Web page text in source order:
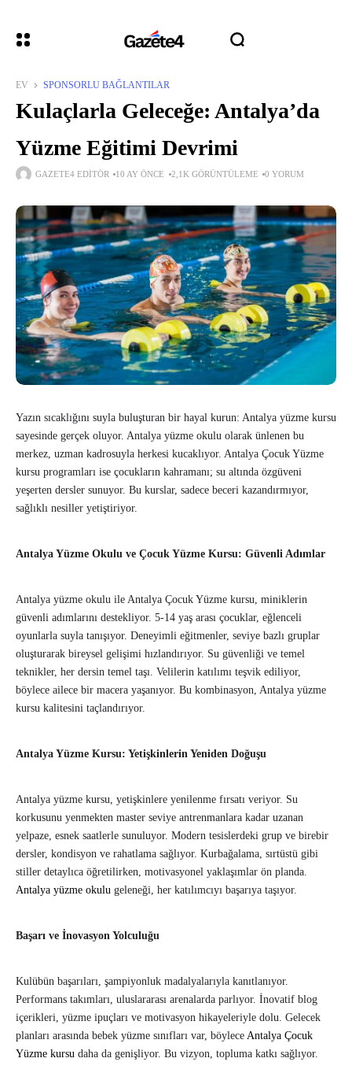
EV SPONSORLU BAĞLANTILAR
Kulaçlarla Geleceğe: Antalya’da
Yüzme Eğitimi Devrimi
GAZETE4 EDITÖR 10 AY ÖNCE 2,1K GÖRÜNTÜLEME 0 YORUM
Yazın sıcaklığını suyla buluşturan bir hayal kurun: Antalya yüzme kursu
sayesinde gerçek oluyor. Antalya yüzme okulu olarak ünlenen bu
merkez, uzman kadrosuyla herkesi kucaklıyor. Antalya Çocuk Yüzme
kursu programları ise çocukların kahramanı; su altında özgüveni
yeşerten dersler sunuyor. Bu kurslar, sadece beceri kazandırmıyor,
sağlıklı nesiller yetiştiriyor.
Antalya Yüzme Okulu ve Çocuk Yüzme Kursu: Güvenli Adımlar
Antalya yüzme okulu ile Antalya Çocuk Yüzme kursu, miniklerin
güvenli adımlarını destekliyor. 5-14 yaş arası çocuklar, eğlenceli
oyunlarla suyla tanışıyor. Deneyimli eğitmenler, seviye bazlı gruplar
oluşturarak bireysel gelişimi hızlandırıyor. Su güvenliği ve temel
teknikler, her dersin temel taşı. Velilerin katılımı teşvik ediliyor,
böylece ailece bir macera yaşanıyor. Bu kombinasyon, Antalya yüzme
kursu kalitesini taçlandırıyor.
Antalya Yüzme Kursu: Yetişkinlerin Yeniden Doğuşu
Antalya yüzme kursu, yetişkinlere yenilenme fırsatı veriyor. Su
korkusunu yenmekten master seviye antrenmanlara kadar uzanan
yelpaze, esnek saatlerle sunuluyor. Modern tesislerdeki grup ve birebir
dersler, kondisyon ve rahatlama sağlıyor. Kurbağalama, sırtüstü gibi
stiller detaylıca öğretilirken, motivasyonel yaklaşımlar ön planda.
Antalya yüzme okulu geleneği, her katılımcıyı başarıya taşıyor.
Başarı ve İnovasyon Yolculuğu
Kulübün başarıları, şampiyonluk madalyalarıyla kanıtlanıyor.
Performans takımları, uluslararası arenalarda parlıyor. İnovatif blog
içerikleri, yüzme ipuçları ve motivasyon hikayeleriyle dolu. Gelecek
planları arasında bebek yüzme sınıfları var, böylece Antalya Çocuk
Yüzme kursu daha da genişliyor. Bu vizyon, topluma katkı sağlıyor.